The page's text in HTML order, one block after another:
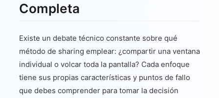
Completa
Existe un debate técnico constante sobre qué
método de sharing emplear: ¿compartir una ventana
individual o volcar toda la pantalla? Cada enfoque
tiene sus propias características y puntos de fallo
que debes comprender para tomar la decisión